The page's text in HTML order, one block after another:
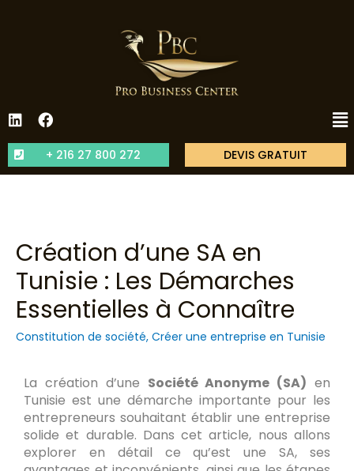
+ 216 27 800 272 DEVIS GRATUIT
Création d’une SA en
Tunisie : Les Démarches
Essentielles à Connaître
Constitution de société, Créer une entreprise en Tunisie
La création d’une Société Anonyme (SA) en
Tunisie est une démarche importante pour les
entrepreneurs souhaitant établir une entreprise
solide et durable. Dans cet article, nous allons
explorer en détail ce qu’est une SA, ses